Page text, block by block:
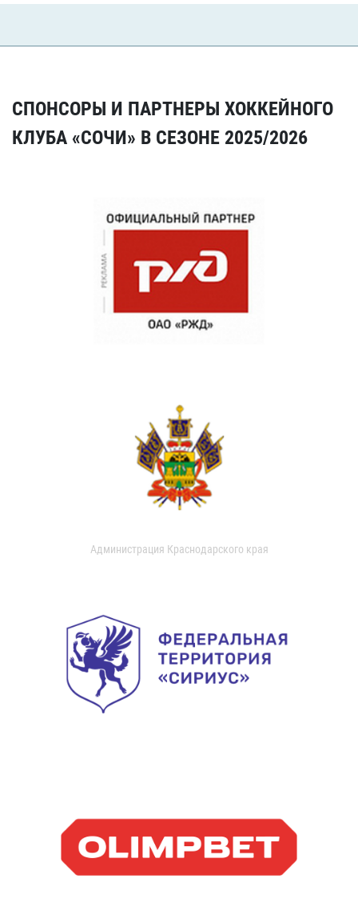
СПОНСОРЫ И ПАРТНЕРЫ ХОККЕЙНОГО
КЛУБА «СОЧИ» В СЕЗОНЕ 2025/2026
Администрация Краснодарского края